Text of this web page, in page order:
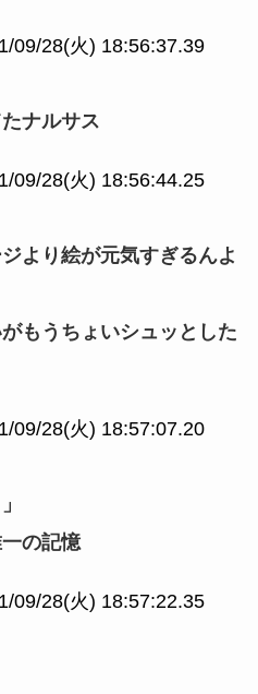
09/28(火) 18:56:37.39
ナルサス
09/28(火) 18:56:44.25
より絵が元気すぎるんよ
もうちょいシュッとした
09/28(火) 18:57:07.20
の記憶
09/28(火) 18:57:22.35